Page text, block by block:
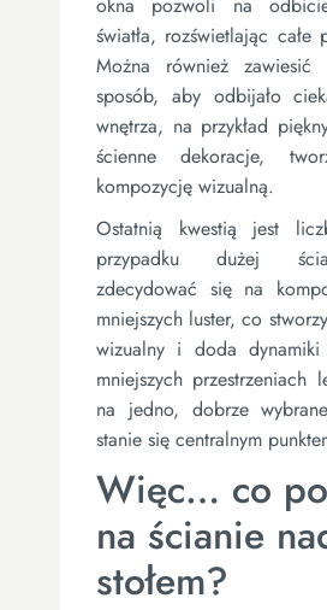
światła, rozświetlając całe
Można również
sposób, aby odbijało
wnętrza, na przykład
ścienne dekoracje,
kompozycję wizualną.
Ostatnią kwestią jest
przypadku dużej
zdecydować się na
mniejszych luster, co
wizualny i doda
mniejszych przestrzeniach
na jedno, dobrze
stanie się centralnym
Więc… co
na ścianie
stołem?